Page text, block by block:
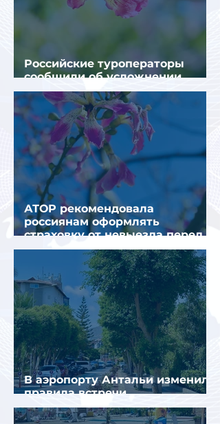
Российские туроператоры
сообщили об усложнении
получения виз в Грецию
АТОР рекомендовала
россиянам оформлять
страховку от невыезда перед
поездкой в Грецию
В аэропорту Антальи изменили
правила встречи
организованных туристов